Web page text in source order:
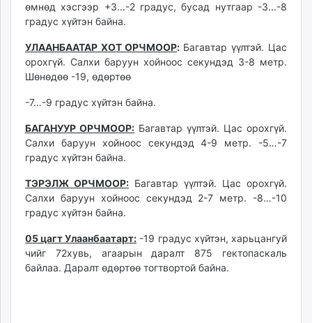
urlag.mn
unen.mn
asu.mn
shudarga.mn
shuurhai.mn
mglradio.com
fact.mn
itoim.mn
tumen.mn
shuum.mn
times.mn
tvmongolia.mn
mass.mn
unegui.mn
өмнөд хэсгээр +3...-2 градус, бусад нутгаар -3...-8
градус хүйтэн байна.
УЛААНБААТАР ХОТ ОРЧМООР: Багавтар үүлтэй. Цас
орохгүй. Салхи баруун хойноос секундэд 3-8 метр.
Шөнөдөө -19, өдөртөө
-7…-9 градус хүйтэн байна.
БАГАНУУР ОРЧМООР: Багавтар үүлтэй. Цас орохгүй.
Салхи баруун хойноос секундэд 4-9 метр. -5…-7
градус хүйтэн байна.
ТЭРЭЛЖ ОРЧМООР: Багавтар үүлтэй. Цас орохгүй.
Салхи баруун хойноос секундэд 2-7 метр. -8…-10
градус хүйтэн байна.
05 цагт Улаанбаатарт: -19 градус хүйтэн, харьцангуй
чийг 72хувь, агаарын даралт 875 гектопаскаль
байлаа. Даралт өдөртөө тогтвортой байна.